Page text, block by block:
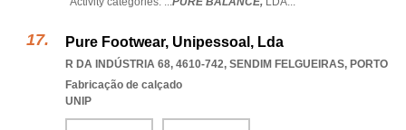
Pure Footwear, Unipessoal, Lda
R DA INDÚSTRIA 68, 4610-742, SENDIM FELGUEIRAS, PORTO
Fabricação de calçado
UNIP